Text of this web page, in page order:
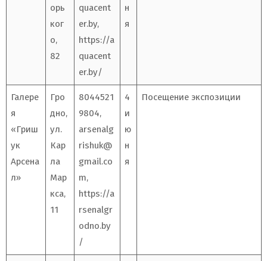
орь
ког
о,
82
quacent
er.by,
https://a
quacent
er.by/
н
я
Галере
я
«Гриш
ук
Арсена
л»
Гро
дно,
ул.
Кар
ла
Мар
кса,
11
8044521
9804,
arsenalg
rishuk@
gmail.co
m,
https://a
rsenalgr
odno.by
/
4
и
ю
н
я
Посещение экспозиции